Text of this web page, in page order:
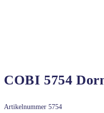
COBI 5754
Artikelnummer 5754